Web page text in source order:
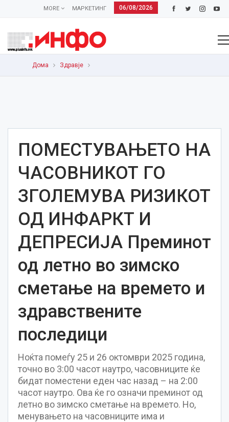
06/08/2026
МАРКЕТИНГ
MORE
Дома Здравје
ПОМЕСТУВАЊЕТО НА
ЧАСОВНИКОТ ГО
ЗГОЛЕМУВА РИЗИКОТ
ОД ИНФАРКТ И
ДЕПРЕСИЈА Преминот
од летно во зимско
сметање на времето и
здравствените
последици
Ноќта помеѓу 25 и 26 октомври 2025 година,
точно во 3:00 часот наутро, часовниците ќе
бидат поместени еден час назад – на 2:00
часот наутро. Ова ќе го означи преминот од
летно во зимско сметање на времето. Но,
менувањето на часовниците има и